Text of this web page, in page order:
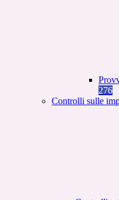
276
Controlli sulle